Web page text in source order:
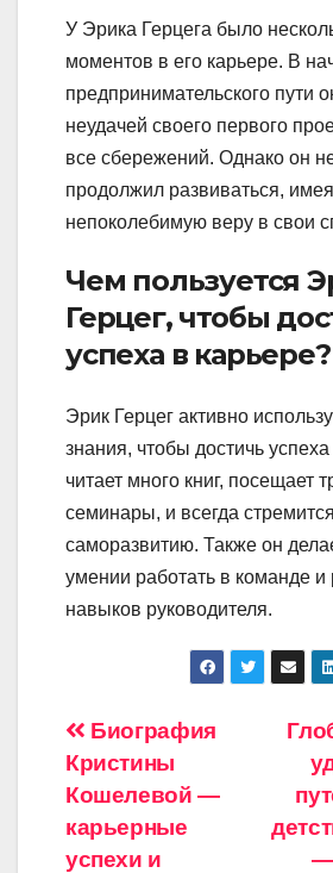
У Эрика Герцега было
моментов в его карьере. В
предпринимательского пути
неудачей своего первого
все сбережений. Однако он
продолжил развиваться, имея
непоколебимую веру в свои
Чем пользуется
Герцег, чтобы
успеха в карьере?
Эрик Герцег активно
знания, чтобы достичь
читает много книг, посещает
семинары, и всегда
саморазвитию. Также он
умении работать в команде и
навыков руководителя.
Навигация
по
записям
—
Биография
Кристины
Кошелевой —
карьерные
успехи и